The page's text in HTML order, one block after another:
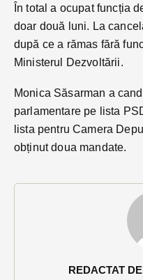
REDACTAT
În total a ocupat funcția
doar două luni. La
după ce a rămas fără
Ministerul Dezvoltării.
Monica Săsarman a
parlamentare pe lista
lista pentru Camera
obținut doua mandate.